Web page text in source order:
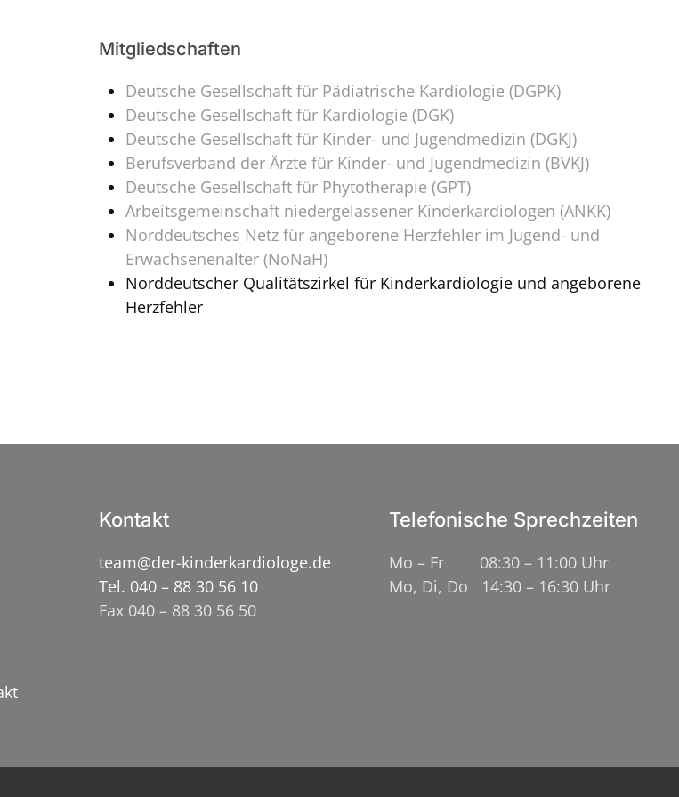
Mitgliedschaften
Deutsche Gesellschaft für Pädiatrische Kardiologie (DGPK)
Deutsche Gesellschaft für Kardiologie (DGK)
Deutsche Gesellschaft für Kinder- und Jugendmedizin (DGKJ)
Berufsverband der Ärzte für Kinder- und Jugendmedizin (BVKJ)
Deutsche Gesellschaft für Phytotherapie (GPT)
Arbeitsgemeinschaft niedergelassener Kinderkardiologen (ANKK)
Norddeutsches Netz für angeborene Herzfehler im Jugend- und
Erwachsenenalter (NoNaH)
Norddeutscher Qualitätszirkel für Kinderkardiologie und angeborene
Herzfehler
Kontakt
team@der-kinderkardiologe.de
Tel. 040 – 88 30 56 10
Fax 040 – 88 30 56 50
Telefonische Sprechzeiten
Mo – Fr 08:30 – 11:00 Uhr
Mo, Di, Do 14:30 – 16:30 Uhr